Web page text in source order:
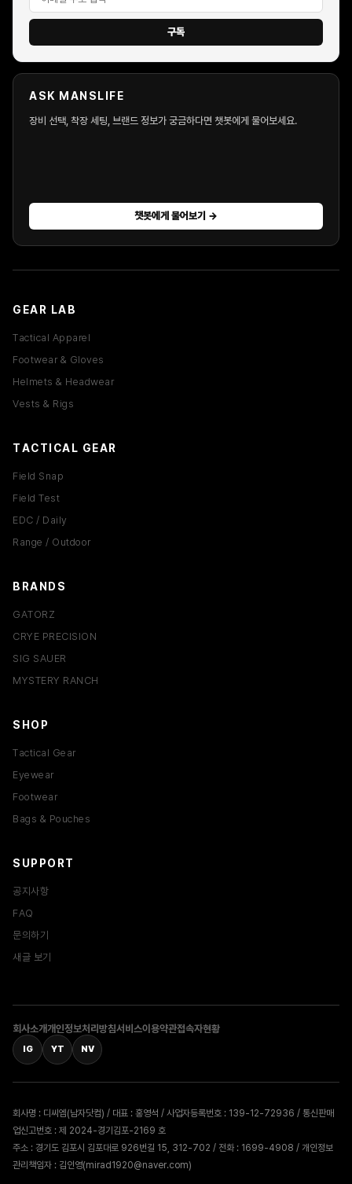
네이버·카카오·구글 로그인 지원하나요?
소셜 로그인 계정도 일반 회원과 동일하게 이용 가능한가요?
회원가입 시 실명을 입력해야 하나요?
상품 결제는 어떤 방식으로 가능한가요?
배송 조회는 어디서 확인할 수 있나요?
EDC 세팅은 어떤 기준으로 구성하나요?
구독
ASK MANSLIFE
장비 선택, 착장 세팅, 브랜드 정보가 궁금하다면 챗봇에게 물어보세요.
챗봇에게 물어보기 →
GEAR LAB
Tactical Apparel
Footwear & Gloves
Helmets & Headwear
Vests & Rigs
TACTICAL GEAR
Field Snap
Field Test
EDC / Daily
Range / Outdoor
BRANDS
GATORZ
CRYE PRECISION
SIG SAUER
MYSTERY RANCH
SHOP
Tactical Gear
Eyewear
Footwear
Bags & Pouches
SUPPORT
공지사항
FAQ
문의하기
새글 보기
회사소개개인정보처리방침서비스이용약관접속자현황
IG YT NV
회사명 : 디씨엠(남자닷컴) / 대표 : 홍영석 / 사업자등록번호 : 139-12-72936 / 통신판매
업신고번호 : 제 2024-경기김포-2169 호
주소 : 경기도 김포시 김포대로 926번길 15, 312-702 / 전화 : 1699-4908 / 개인정보
관리책임자 : 김인영(mirad1920@naver.com)